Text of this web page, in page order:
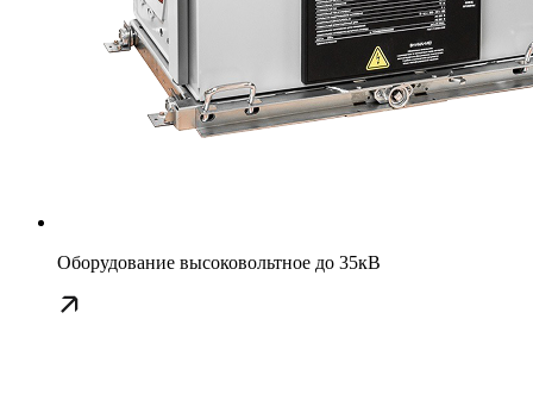
Оборудование высоковольтное до 35кВ